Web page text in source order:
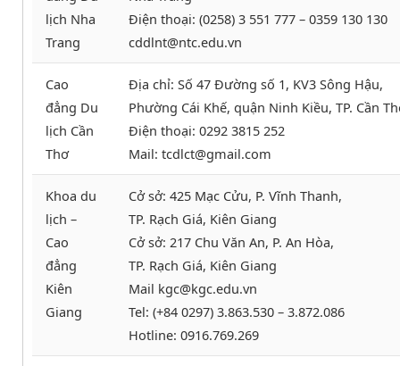
lịch Nha
Trang
Điện thoại: (0258) 3 551 777 – 0359 130 130
cddlnt@ntc.edu.vn
Cao
đẳng Du
lịch Cần
Thơ
Địa chỉ: Số 47 Đường số 1, KV3 Sông Hậu,
Phường Cái Khế, quận Ninh Kiều, TP. Cần
Điện thoại: 0292 3815 252
Mail: tcdlct@gmail.com
Khoa du
lịch –
Cao
đẳng
Kiên
Giang
Cở sở: 425 Mạc Cửu, P. Vĩnh Thanh,
TP. Rạch Giá, Kiên Giang
Cở sở: 217 Chu Văn An, P. An Hòa,
TP. Rạch Giá, Kiên Giang
Mail kgc@kgc.edu.vn
Tel: (+84 0297) 3.863.530 – 3.872.086
Hotline: 0916.769.269